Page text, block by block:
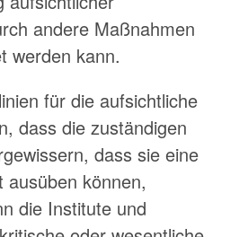
andere Maßnahmen
werden kann.
für die aufsichtliche
dass die zuständigen
dass sie eine
können,
die Institute und